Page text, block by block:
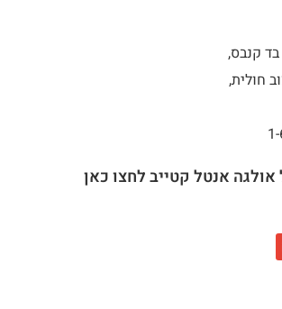
קנבס,
חולית,
אנטל קטייב לחצו כאן